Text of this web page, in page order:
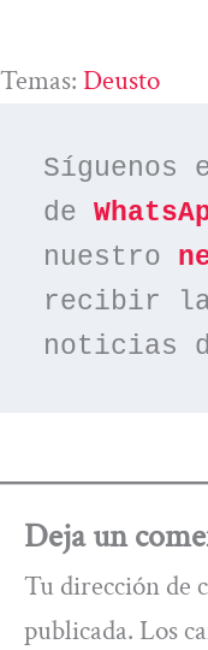
Temas: Deusto
Síguenos
de
nuestro
recibir
noticias
Deja un
Tu dirección de
publicada. Los